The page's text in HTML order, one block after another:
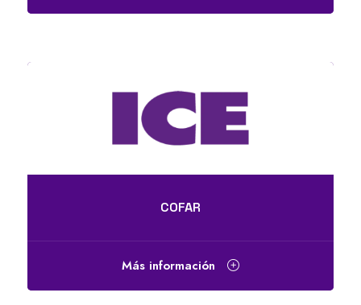
COFAR
Más información